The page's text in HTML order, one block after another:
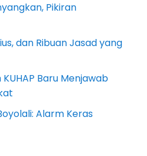
Pikiran
dan Ribuan Jasad yang
Baru Menjawab
Alarm Keras